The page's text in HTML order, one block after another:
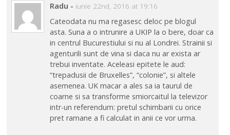
Radu - iunie 22nd, 2016 at 19:16
Cateodata nu ma regasesc deloc pe blogul
asta. Suna a o intrunire a UKIP la o bere, doar ca
in centrul Bucurestiului si nu al Londrei. Strainii si
agenturili sunt de vina si daca nu ar exista ar
trebui inventate. Aceleasi epitete le aud:
“trepadusii de Bruxelles”, “colonie”, si altele
asemenea. UK macar a ales sa ia taurul de
coarne si sa transforme smiorcaitul la televizor
intr-un referendum: pretul schimbarii cu orice
pret ramane a fi calculat in anii ce vor urma.